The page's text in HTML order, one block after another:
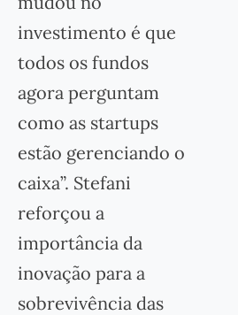
investimento é que
todos os fundos
agora perguntam
como as startups
estão gerenciando o
caixa”. Stefani
reforçou a
importância da
inovação para a
sobrevivência das